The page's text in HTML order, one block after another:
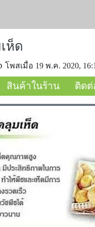
ห็ด
โพสเมื่อ 19 พ.ค. 2020,
สินค้าในร้าน ติด